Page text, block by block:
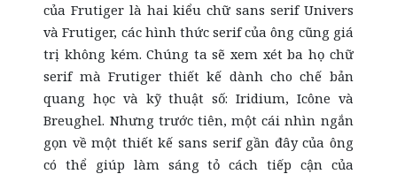
của Frutiger là hai kiểu chữsans serifUnivers
và Frutiger, các hình thứcserifcủa ông cũng giá
trị không kém. Chúng ta sẽ xem xét ba họ chữ
serif mà Frutiger thiết kế dành cho chế bản
quang học và kỹ thuật số: Iridium, Icône và
Breughel. Nhưng trước tiên, một cái nhìn ngắn
gọn về một thiết kế sans serif gần đây của ông
có thể giúp làm sáng tỏ cách tiếp cận của